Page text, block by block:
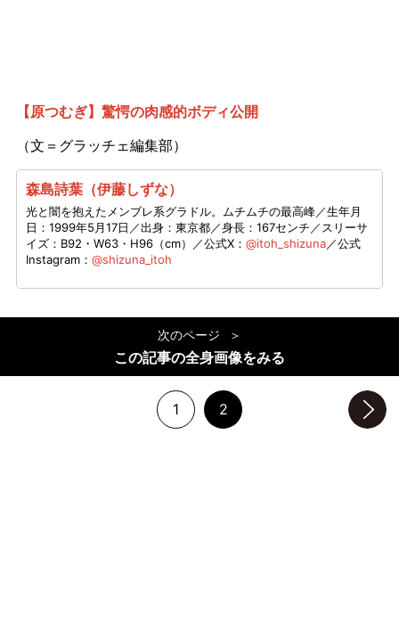
【原つむぎ】驚愕の肉感的ボディ公開
（文＝グラッチェ編集部）
森島詩葉（伊藤しずな）
光と闇を抱えたメンブレ系グラドル。ムチムチの最高峰／生年月
日：1999年5月17日／出身：東京都／​身長：167センチ／スリーサ
イズ：B92・W63・H96（cm）／公式X： @itoh_shizuna／公式
Instagram： @shizuna_itoh
次のページ
この記事の全身画像をみる
1 2